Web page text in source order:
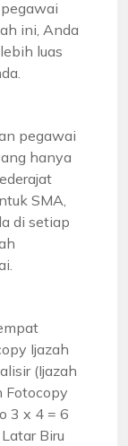
ini, Anda
luas
pegawai
hanya
SMA,
di setiap
Ijazah
(Ijazah
Fotocopy
3 x 4 = 6
Biru